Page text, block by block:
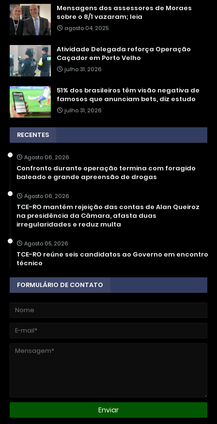
Mensagens dos assessores de Moraes
sobre o 8/1 vazaram; leia
agosto 04, 2025
Atividade Delegada reforça Operação
Caçador em Porto Velho
julho 31, 2026
51% dos brasileiros têm visão negativa de
famosos que anunciam bets, diz estudo
julho 31, 2026
RECENTES
Agosto 06, 2026
Confronto durante operação termina com foragido
baleado e grande apreensão de drogas
Agosto 06, 2026
TCE-RO mantém rejeição das contas de Alan Queiroz
na presidência da Câmara, afasta duas
irregularidades e reduz multa
Agosto 05, 2026
TCE-RO reúne seis candidatos ao Governo em encontro
técnico
FORMULÁRIO DE CONTATO